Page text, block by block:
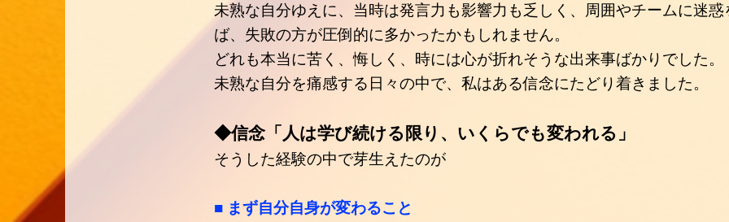
未熟な自分ゆえに、当時は発言力も影響力も乏しく、周囲やチームに迷惑
ば、失敗の方が圧倒的に多かったかもしれません。
どれも本当に苦く、悔しく、時には心が折れそうな出来事ばかりでした。
未熟な自分を痛感する日々の中で、私はある信念にたどり着きました。
◆信念「人は学び続ける限り、いくらでも変われる」
そうした経験の中で芽生えたのが
■ まず自分自身が変わること